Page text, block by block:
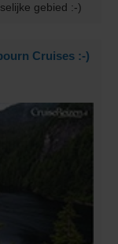
gebied :-)
Cruises :-)